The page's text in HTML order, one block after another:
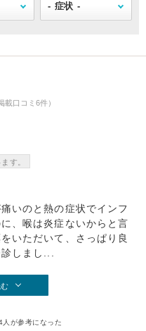
載口コミ6件）
す。
いのと熱の症状でインフ
、喉は炎症ないからと言
いただいて、さっぱり良
しまし...
人が参考になった